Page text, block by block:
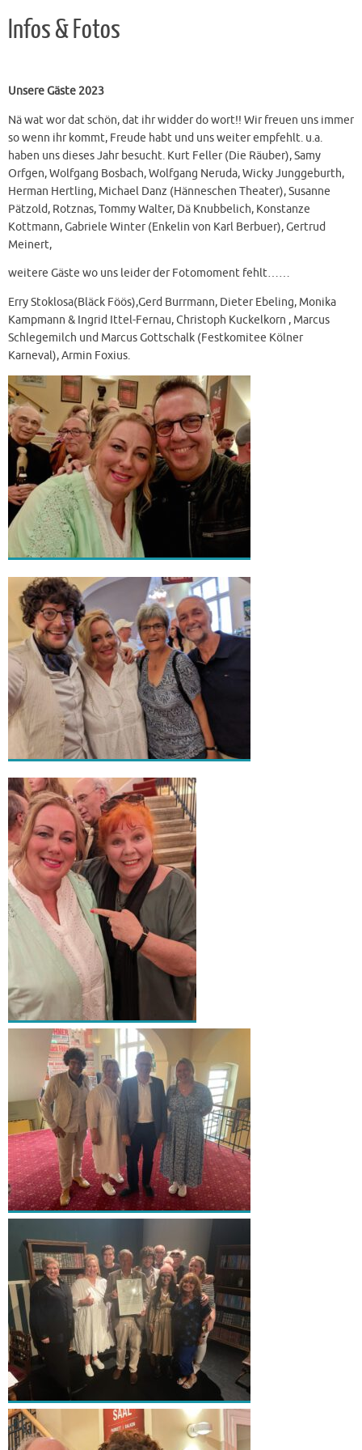
Infos & Fotos
Unsere Gäste 2023
Nä wat wor dat schön, dat ihr widder do wort!! Wir freuen uns immer
so wenn ihr kommt, Freude habt und uns weiter empfehlt. u.a.
haben uns dieses Jahr besucht. Kurt Feller (Die Räuber), Samy
Orfgen, Wolfgang Bosbach, Wolfgang Neruda, Wicky Junggeburth,
Herman Hertling, Michael Danz (Hänneschen Theater), Susanne
Pätzold, Rotznas, Tommy Walter, Dä Knubbelich, Konstanze
Kottmann, Gabriele Winter (Enkelin von Karl Berbuer), Gertrud
Meinert,
weitere Gäste wo uns leider der Fotomoment fehlt……
Erry Stoklosa(Bläck Föös),Gerd Burrmann, Dieter Ebeling, Monika
Kampmann & Ingrid Ittel-Fernau, Christoph Kuckelkorn , Marcus
Schlegemilch und Marcus Gottschalk (Festkomitee Kölner
Karneval), Armin Foxius.